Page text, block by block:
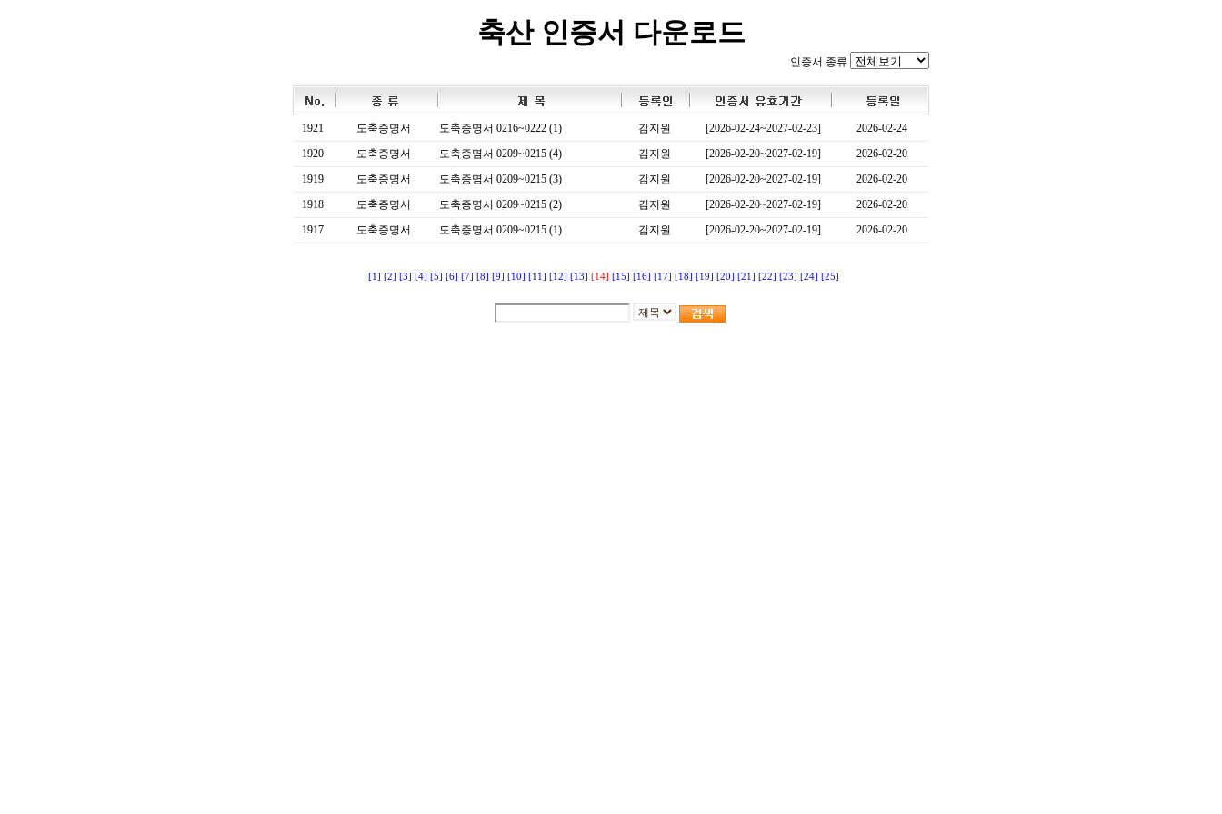
축산 인증서 다운로드
인증서 종류
1921 도축증명서 도축증명서 0216~0222 (1) 김지원 [2026-02-24~2027-02-23]
2026-02-24
1920
도축증명서 도축증몀서 0209~0215 (4) 김지원 [2026-02-20~2027-02-19]
2026-02-20
1919
도축증명서 도축증몀서 0209~0215 (3) 김지원 [2026-02-20~2027-02-19]
2026-02-20
1918
도축증명서 도축증명서 0209~0215 (2) 김지원 [2026-02-20~2027-02-19]
2026-02-20
1917
도축증명서 도축증명서 0209~0215 (1) 김지원 [2026-02-20~2027-02-19] 2026-02-20
[1] [2] [3] [4] [5] [6] [7] [8] [9] [10] [11] [12] [13] [14] [15] [16] [17] [18] [19] [20] [21] [22] [23] [24] [25]